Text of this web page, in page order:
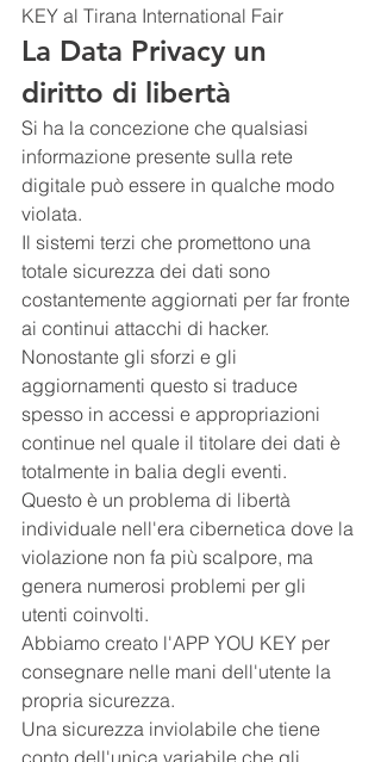
KEY al Tirana International Fair
La Data Privacy un
diritto di libertà
Si ha la concezione che qualsiasi
informazione presente sulla rete
digitale può essere in qualche modo
violata.
Il sistemi terzi che promettono una
totale sicurezza dei dati sono
costantemente aggiornati per far fronte
ai continui attacchi di hacker.
Nonostante gli sforzi e gli
aggiornamenti questo si traduce
spesso in accessi e appropriazioni
continue nel quale il titolare dei dati è
totalmente in balia degli eventi.
Questo è un problema di libertà
individuale nell'era cibernetica dove la
violazione non fa più scalpore, ma
genera numerosi problemi per gli
utenti coinvolti.
Abbiamo creato l'APP YOU KEY per
consegnare nelle mani dell'utente la
propria sicurezza.
Una sicurezza inviolabile che tiene
conto dell'unica variabile che gli